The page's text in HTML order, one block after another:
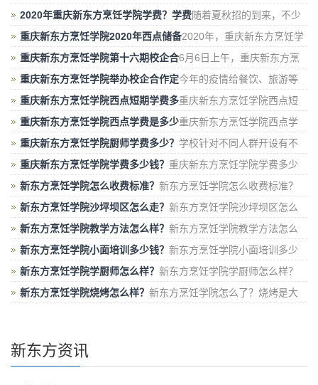
才缺口的行业，现目前的招聘需求，在人才市场上
2020年重庆新东方烹饪学院学费？学费随着夏秋招的到来，不少
选择专业的学生和家长，开始咨询重庆新东方的
重庆新东方烹饪学院2020年西点储备2020年，重庆新东方烹饪学
院发布了西点储备店长班，这一专业的开始，得
重庆新东方烹饪学院第十六期校企合6月6日上午，重庆新东方烹
饪学院第十六期校企合作定向班授牌暨人才
重庆新东方烹饪学院举办校企合作定今年的疫情给餐饮、旅游等
行业造成不小的影响，目前随着疫情防控取
重庆新东方烹饪学院西点短期学费多重庆新东方烹饪学院西点短
期学费多少？新东方烹饪学院的西点短期培
重庆新东方烹饪学院西点学费是多少重庆新东方烹饪学院西点学
费是多少？在重庆这边两年学费包括了学费
重庆新东方烹饪学院厨师学费多少？ 学校针对不同人群开设有不
同时长的课程的，有三年制的，两年制的，一年
重庆新东方烹饪学院学费多少钱？ 重庆新东方烹饪学院学费多少
钱？短期的创业培训班学费从小几百到几
新东方烹饪学院怎么收费标准？ 新东方烹饪学院怎么收费标准？
其实，和其他中高等学校一样，新东方烹饪
新东方烹饪学院沙坪坝区怎么走？ 新东方烹饪学院沙坪坝区怎么
走？目前重庆新东方烹饪学校在市内拥有
新东方烹饪学院教学方法怎么样？ 新东方烹饪学院教学方法怎么
样？新东方烹饪学院是一所注重实操的厨
新东方烹饪学院小面培训多少钱？ 新东方烹饪学院小面培训多少
钱？现在大半的重庆小面培训班基本在几
新东方烹饪学院学厨师怎么样？ 新东方烹饪学院学厨师怎么样？
在新东方学厨师，首先，不用担心能不能学
新东方烹饪学院烧烤怎么样？ 新东方烹饪学院怎么了？烧烤是大
新东方资讯